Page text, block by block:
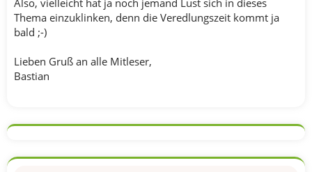
Also, vielleicht hat ja noch jemand Lust sich in dieses
Thema einzuklinken, denn die Veredlungszeit kommt ja
bald ;-)
Lieben Gruß an alle Mitleser,
Bastian